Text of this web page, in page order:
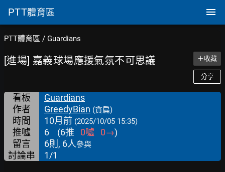
PTT體育區
PTT體育區 / Guardians
[進場] 嘉義球場應援氣氛不可思議 ＋收藏
分享
看板
Guardians
作者
GreedyBian (貪扁)
時間 10月前 (2025/10/05 15:35)
推噓 6 (6推 0噓 0→)
留言
6則, 6人參與
討論串 1/1